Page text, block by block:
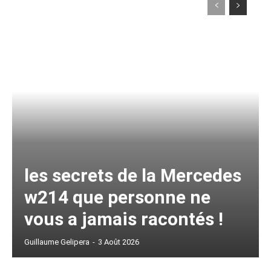
les secrets de la Mercedes
w214 que personne ne
vous a jamais racontés !
Guillaume Gelipera - 3 Août 2026